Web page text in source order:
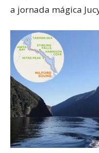
a jornada mágica